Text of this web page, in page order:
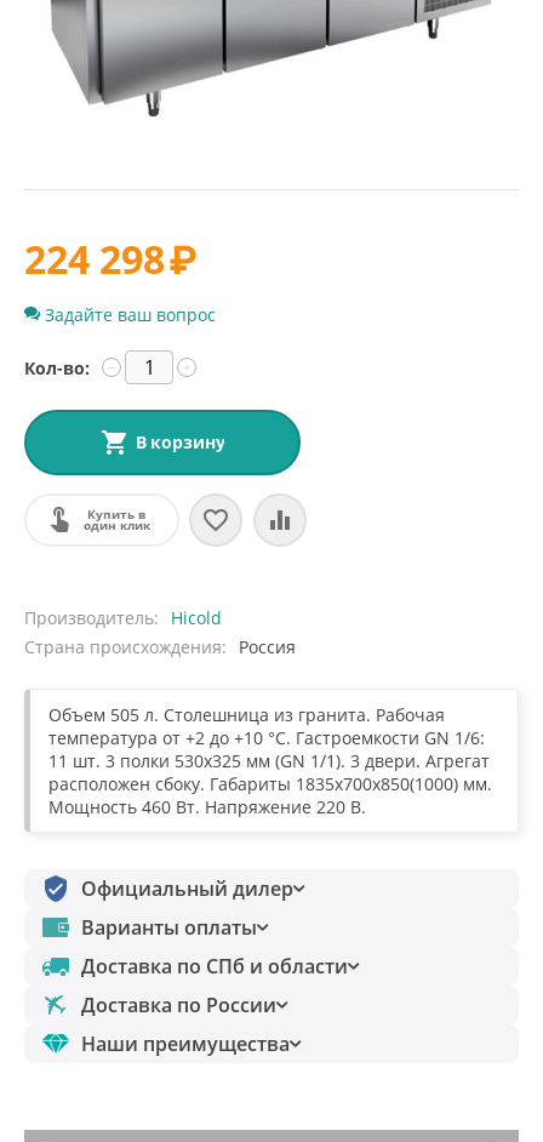
224 298₽
Задайте ваш вопрос
Кол-во: +
−
В корзину
Купить в
один клик
Производитель
Hicold
Страна происхождения
Россия
Объем 505 л. Столешница из гранита. Рабочая
температура от +2 до +10 °С. Гастроемкости GN 1/6:
11 шт. 3 полки 530х325 мм (GN 1/1). 3 двери. Агрегат
расположен сбоку. Габариты 1835х700х850(1000) мм.
Мощность 460 Вт. Напряжение 220 В.
Официальный дилер
Варианты оплаты
Доставка по СПб и области
Доставка по России
Наши преимущества